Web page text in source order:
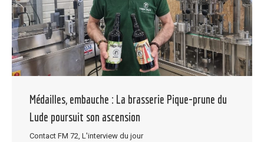
Médailles, embauche : La brasserie Pique-prune du
Lude poursuit son ascension
Contact FM 72 L'interview du jour